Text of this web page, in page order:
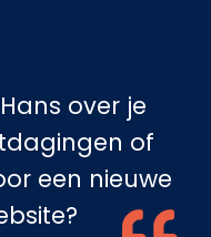
over je
of
een nieuwe